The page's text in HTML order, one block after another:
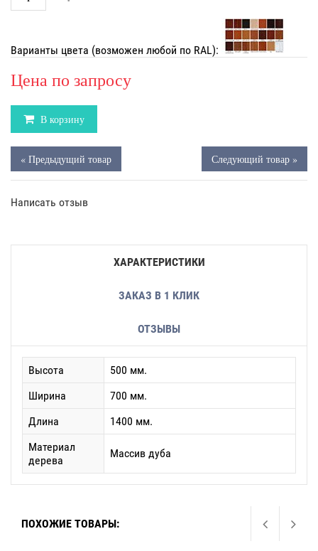
Варианты цвета (возможен любой по RAL):
Цена по запросу
В корзину
« Предыдущий товар Следующий товар »
Написать отзыв
ХАРАКТЕРИСТИКИ
ЗАКАЗ В 1 КЛИК
ОТЗЫВЫ
Высота
500 мм.
Ширина
700 мм.
Длина
1400 мм.
Материал
дерева
Массив дуба
ПОХОЖИЕ ТОВАРЫ: